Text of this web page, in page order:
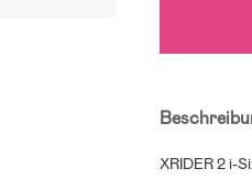
XRIDER 2 i-